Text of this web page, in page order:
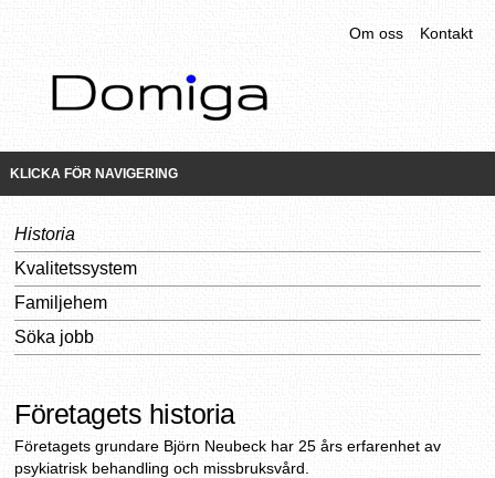
Om oss Kontakt
KLICKA FÖR NAVIGERING
Historia
Kvalitetssystem
Familjehem
Söka jobb
Företagets historia
Företagets grundare Björn Neubeck har 25 års erfarenhet av
psykiatrisk behandling och missbruksvård.